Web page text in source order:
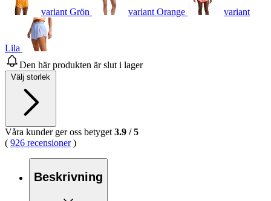
variant Grön variant Orange variant
Lila
Den här produkten är slut i lager
Välj storlek
Våra kunder ger oss betyget 3.9 /5
( 926 recensioner)
Beskrivning